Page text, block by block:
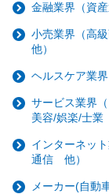
金融業界（資
小売業界（高
他）
ヘルスケア業
サービス業界
美容/娯楽/士業
インターネッ
通信 他）
メーカー(自